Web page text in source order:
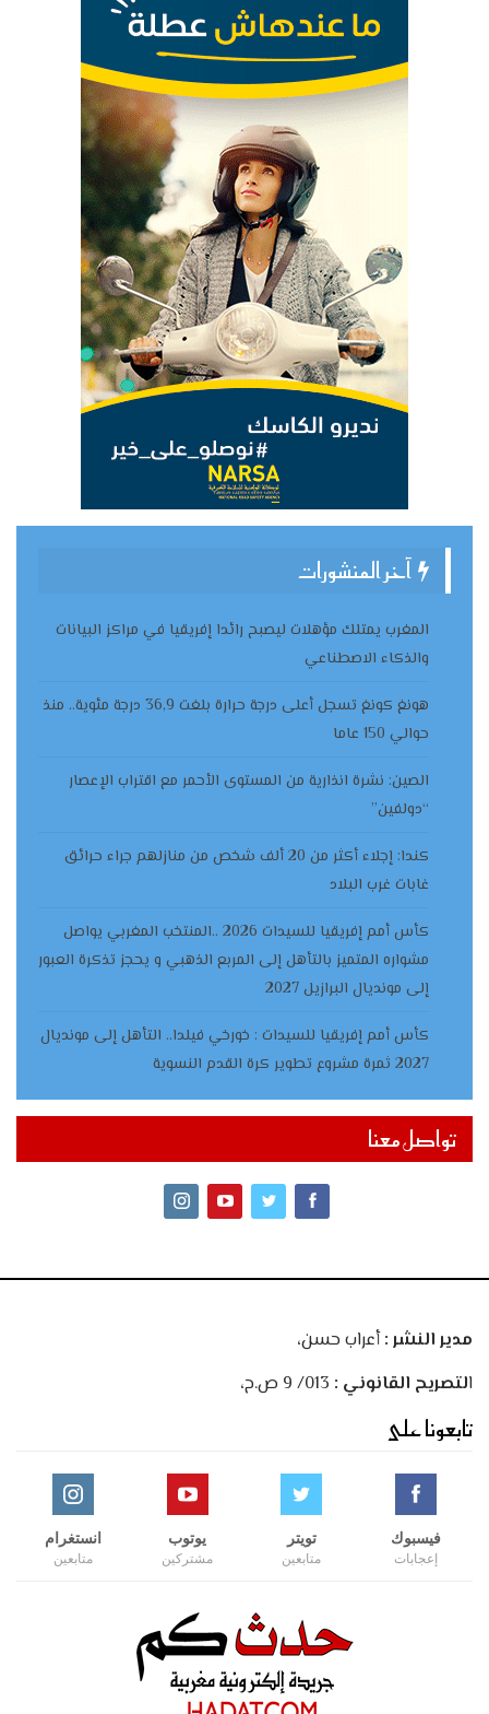
آخر المنشورات
المغرب يمتلك مؤهلات ليصبح رائدا إفريقيا في مراكز البيانات
والذكاء الاصطناعي
هونغ كونغ تسجل أعلى درجة حرارة بلغت 36,9 درجة مئوية.. منذ
حوالي 150 عاما
الصين: نشرة انذارية من المستوى الأحمر مع اقتراب الإعصار
“دولفين”
كندا: إجلاء أكثر من 20 ألف شخص من منازلهم جراء حرائق
غابات غرب البلاد
كأس أمم إفريقيا للسيدات 2026 ..المنتخب المغربي يواصل
مشواره المتميز بالتأهل إلى المربع الذهبي و يحجز تذكرة العبور
إلى مونديال البرازيل 2027
كأس أمم إفريقيا للسيدات : خورخي فيلدا.. التأهل إلى مونديال
2027 ثمرة مشروع تطوير كرة القدم النسوية
تواصل معنا
مدير النشر :أعراب حسن،
التصريح القانوني :
تابعونا على
فيسبوك
إعجابات
تويتر
متابعين
يوتوب
مشتركين
انستغرام
متابعين